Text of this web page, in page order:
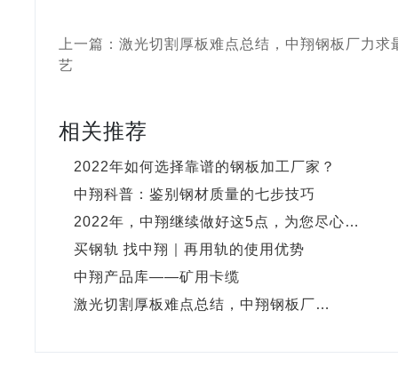
上一篇：激光切割厚板难点总结，中翔钢板厂力求
艺
相关推荐
2022年如何选择靠谱的钢板加工厂家？
中翔科普：鉴别钢材质量的七步技巧
2022年，中翔继续做好这5点，为您尽心…
买钢轨 找中翔｜再用轨的使用优势
中翔产品库——矿用卡缆
激光切割厚板难点总结，中翔钢板厂…